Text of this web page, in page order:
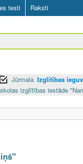
testi Raksti
Jūrmala Izglītības
izglītības iestāde